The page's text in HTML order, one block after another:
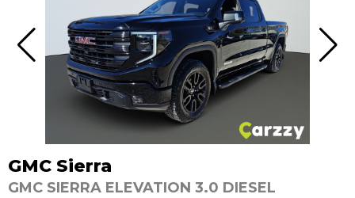
GMC Sierra
GMC SIERRA ELEVATION 3.0 DIESEL